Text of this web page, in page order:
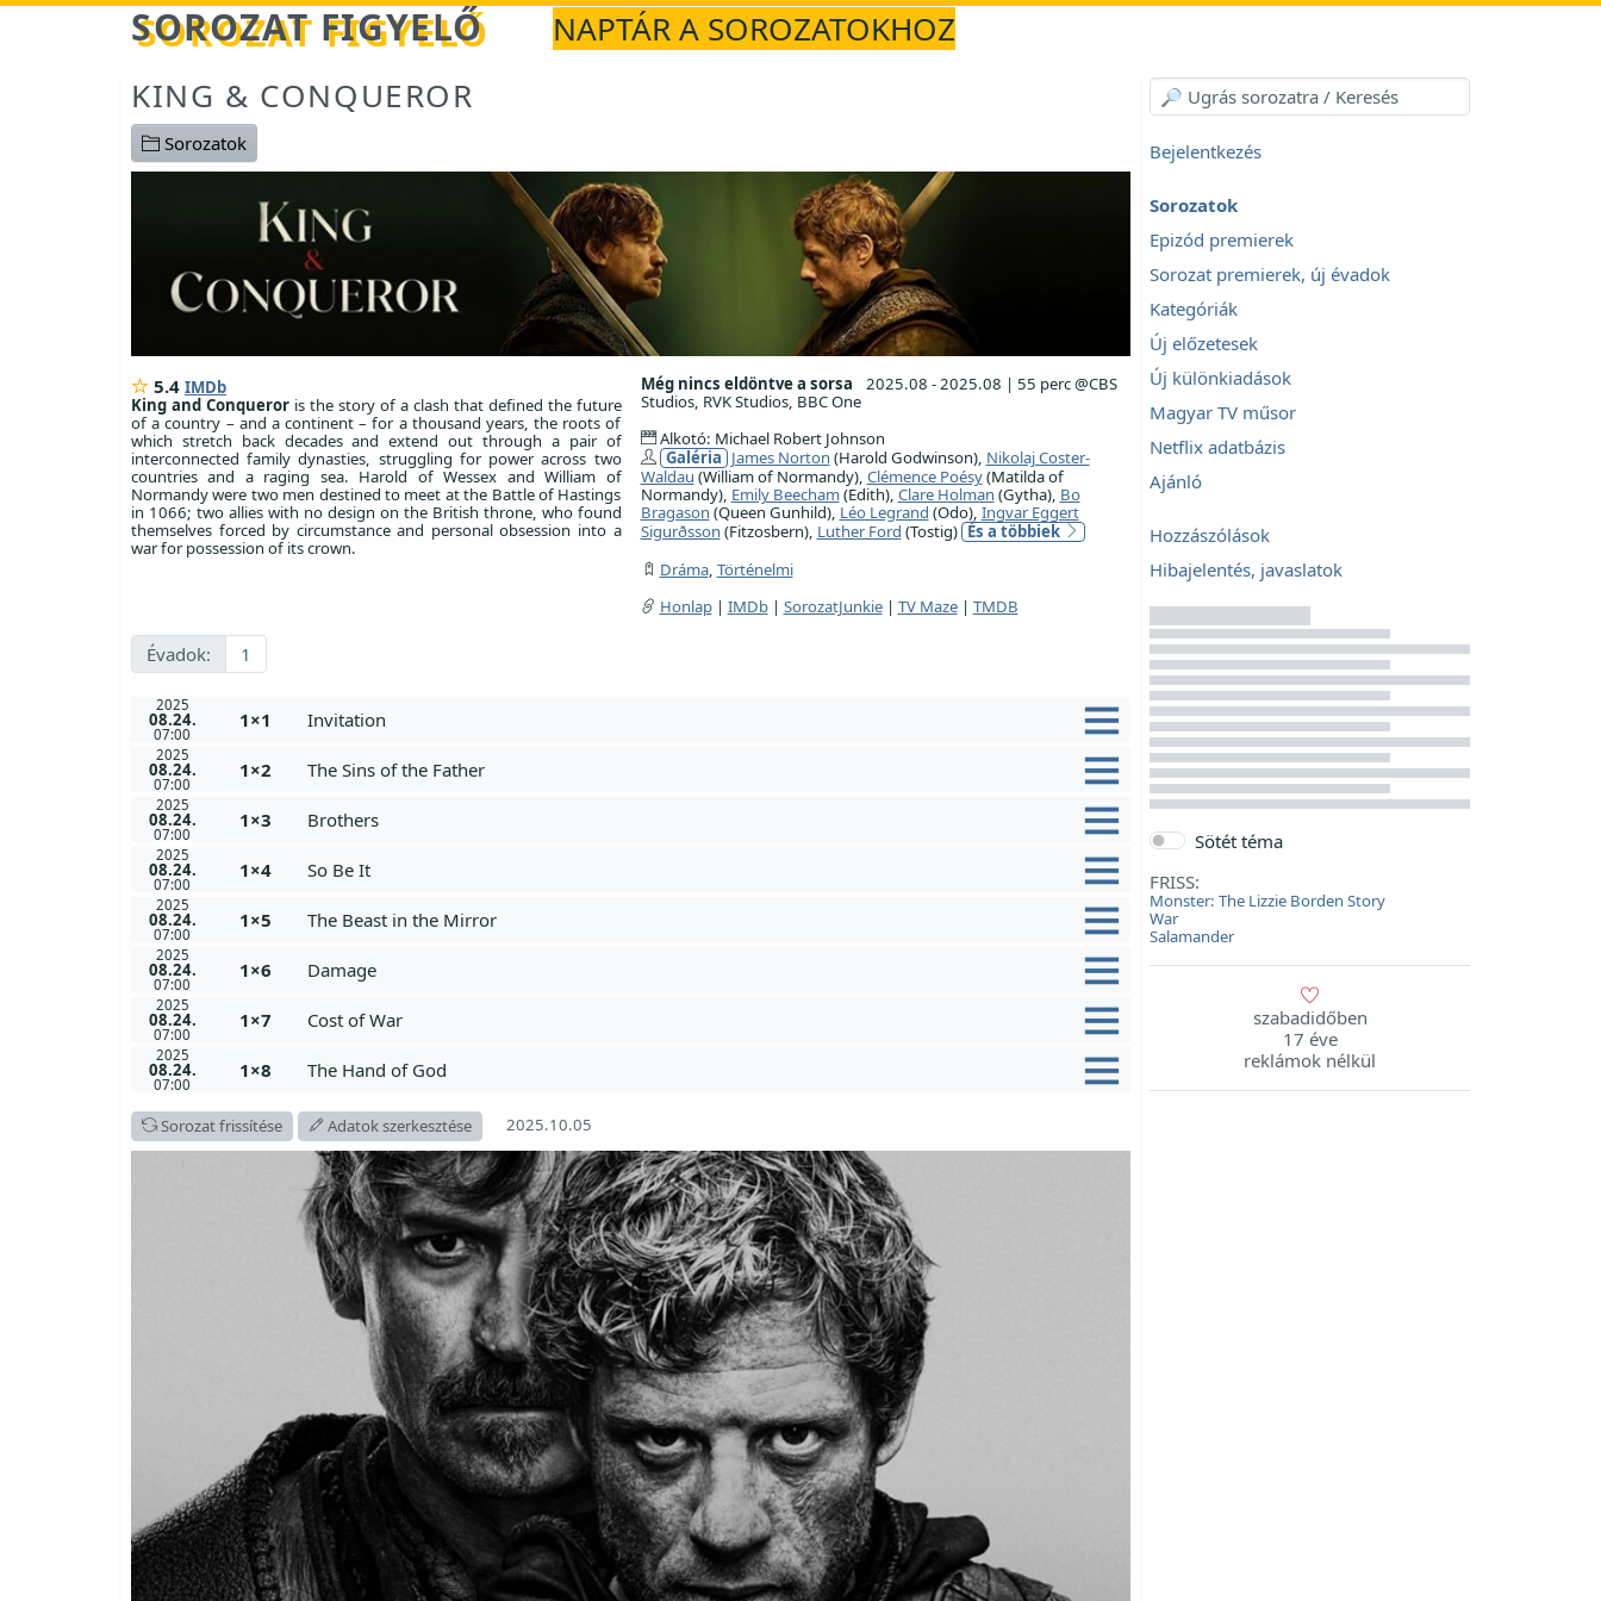
Betöltés... SOROZAT FIGYELŐ
NAPTÁR A SOROZATOKHOZ
KING & CONQUEROR
Sorozatok
5.4 IMDb
King and Conqueroris the story of a clash that defined the future
of a country – and a continent – for a thousand years, the roots of
which stretch back decades and extend out through a pair of
interconnected family dynasties, struggling for power across two
countries and a raging sea. Harold of Wessex and William of
Normandy were two men destined to meet at the Battle of Hastings
in 1066; two allies with no design on the British throne, who found
themselves forced by circumstance and personal obsession into a
war for possession of its crown.
Még nincs eldöntve a sorsa 2025.08 - 2025.08 | 55 perc @CBS
Studios, RVK Studios, BBC One
Alkotó: Michael Robert Johnson
Galéria James Norton (Harold Godwinson), Nikolaj Coster-
Waldau (William of Normandy), Clémence Poésy(Matilda of
Normandy), Emily Beecham(Edith), Clare Holman (Gytha), Bo
Bragason (Queen Gunhild), Léo Legrand (Odo), Ingvar Eggert
Sigurðsson (Fitzosbern), Luther Ford (Tostig) És a többiek
Dráma, Történelmi
Honlap| IMDb| SorozatJunkie| TV Maze| TMDB
Évadok: 1
2025
08.24.
07:00
1×1 Invitation
2025
08.24.
07:00
1×2 The Sins of the Father
2025
08.24.
07:00
1×3 Brothers
2025
08.24.
07:00
1×4 So Be It
2025
08.24.
07:00
1×5 The Beast in the Mirror
2025
08.24.
07:00
1×6 Damage
2025
08.24.
07:00
1×7 Cost of War
2025
08.24.
07:00
1×8 The Hand of God
Sorozat frissítése Adatok szerkesztése 2025.10.05
Bejelentkezés
Sorozatok
Epizód premierek
Sorozat premierek, új évadok
Kategóriák
Új előzetesek
Új különkiadások
Magyar TV műsor
Netflix adatbázis
Ajánló
Hozzászólások
Hibajelentés, javaslatok
Sötét téma
FRISS:
Monster: The Lizzie Borden Story
War
Salamander
szabadidőben
17 éve
reklámok nélkül